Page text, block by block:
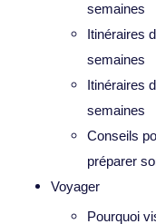
semaines
Itinéraires
semaines
Itinéraires
semaines
Conseils
préparer
Voyager
Pourquoi